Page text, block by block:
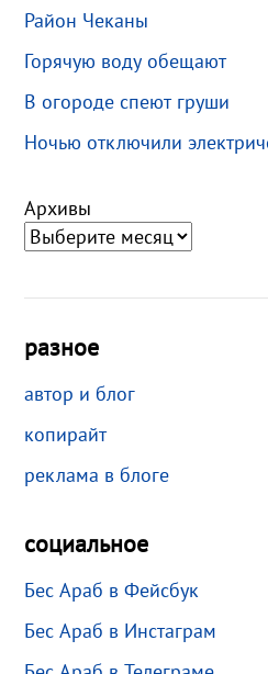
Район Чеканы
Горячую воду обещают
В огороде спеют груши
Ночью отключили
Архивы
разное
автор и блог
копирайт
реклама в блоге
социальное
Бес Араб в Фейсбук
Бес Араб в Инстаграм